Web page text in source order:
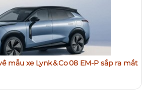
mẫu xe Lynk & Co 08 EM‑P sắp ra mắt